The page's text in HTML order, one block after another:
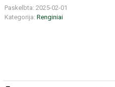
Paskelbta: 2025-02-01
Kategorija:Renginiai